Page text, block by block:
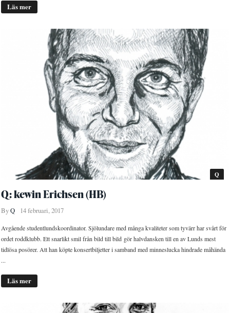
Läs mer
Q
Q: kewin Erichsen (HB)
ByQ 14 februari, 2017
Avgående studentlundskoordinator. Sjölundare med många kvaliteter som tyvärr har svårt för
ordet roddklubb. Ett snarlikt smil från bild till bild gör halvdansken till en av Lunds mest
tidlösa posörer. Att han köpte konsertbiljetter i samband med minneslucka hindrade måhända
...
Läs mer